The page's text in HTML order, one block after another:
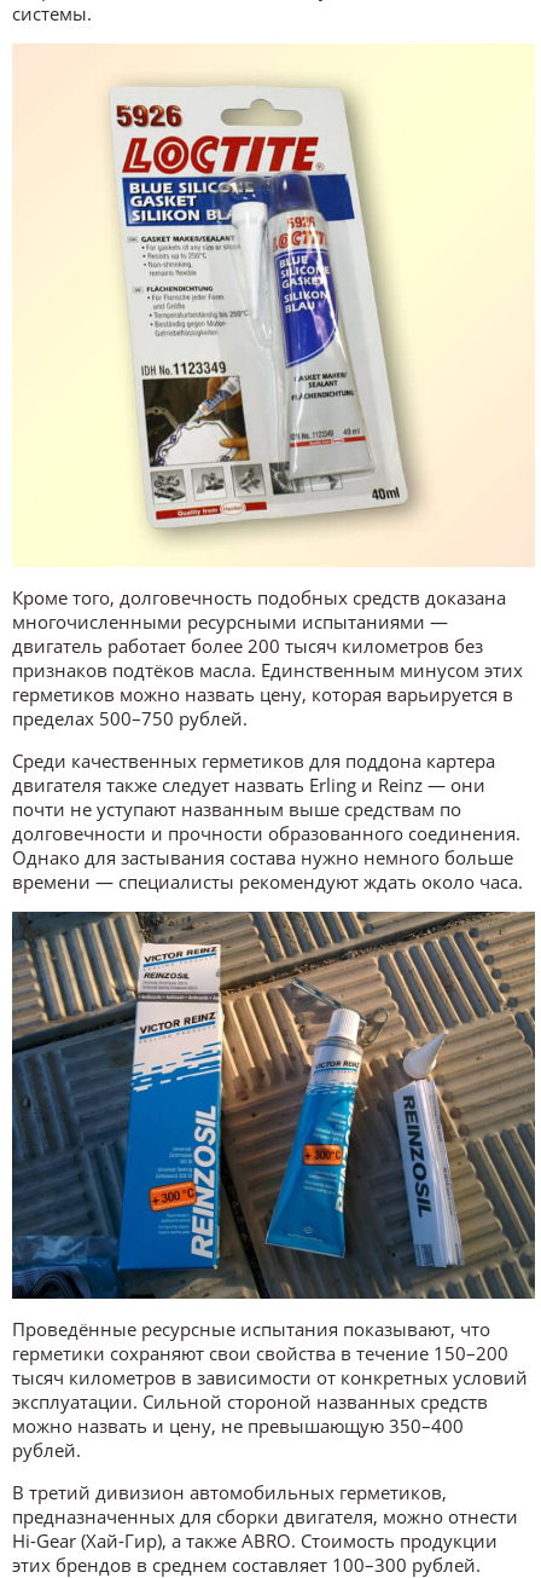
системы.
Кроме того, долговечность подобных средств доказана
многочисленными ресурсными испытаниями —
двигатель работает более 200 тысяч километров без
признаков подтёков масла. Единственным минусом этих
герметиков можно назвать цену, которая варьируется в
пределах 500–750 рублей.
Среди качественных герметиков для поддона картера
двигателя также следует назвать Erling и Reinz — они
почти не уступают названным выше средствам по
долговечности и прочности образованного соединения.
Однако для застывания состава нужно немного больше
времени — специалисты рекомендуют ждать около часа.
Проведённые ресурсные испытания показывают, что
герметики сохраняют свои свойства в течение 150–200
тысяч километров в зависимости от конкретных условий
эксплуатации. Сильной стороной названных средств
можно назвать и цену, не превышающую 350–400
рублей.
В третий дивизион автомобильных герметиков,
предназначенных для сборки двигателя, можно отнести
Hi-Gear (Хай-Гир), а также ABRO. Стоимость продукции
этих брендов в среднем составляет 100–300 рублей.